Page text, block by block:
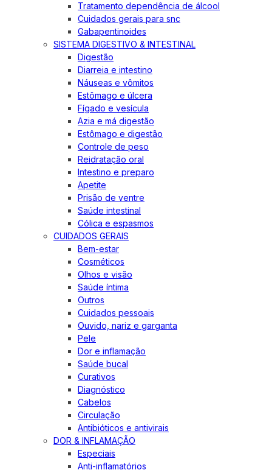
Tratamento dependência de álcool
Cuidados gerais para snc
Gabapentinoides
SISTEMA DIGESTIVO & INTESTINAL
Digestão
Diarreia e intestino
Náuseas e vômitos
Estômago e úlcera
Fígado e vesícula
Azia e má digestão
Estômago e digestão
Controle de peso
Reidratação oral
Intestino e preparo
Apetite
Prisão de ventre
Saúde intestinal
Cólica e espasmos
CUIDADOS GERAIS
Bem-estar
Cosméticos
Olhos e visão
Saúde íntima
Outros
Cuidados pessoais
Ouvido, nariz e garganta
Pele
Dor e inflamação
Saúde bucal
Curativos
Diagnóstico
Cabelos
Circulação
Antibióticos e antivirais
DOR & INFLAMAÇÃO
Especiais
Anti-inflamatórios